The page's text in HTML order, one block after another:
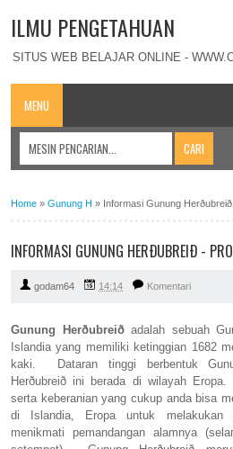
ILMU PENGETAHUAN
SITUS WEB BELAJAR ONLINE -
MENU
Home » Gunung H » Informasi Gunung
INFORMASI GUNUNG HERÐUBREIÐ -
godam64 14:14 Komentari
Gunung Herðubreiðadalah sebuah
Islandia yang memiliki ketinggian 1682
kaki. Dataran tinggi berbentuk
Herðubreið ini berada di wilayah
serta keberanian yang cukup anda bisa
di Islandia, Eropa untuk melakukan
menikmati pemandangan alamnya